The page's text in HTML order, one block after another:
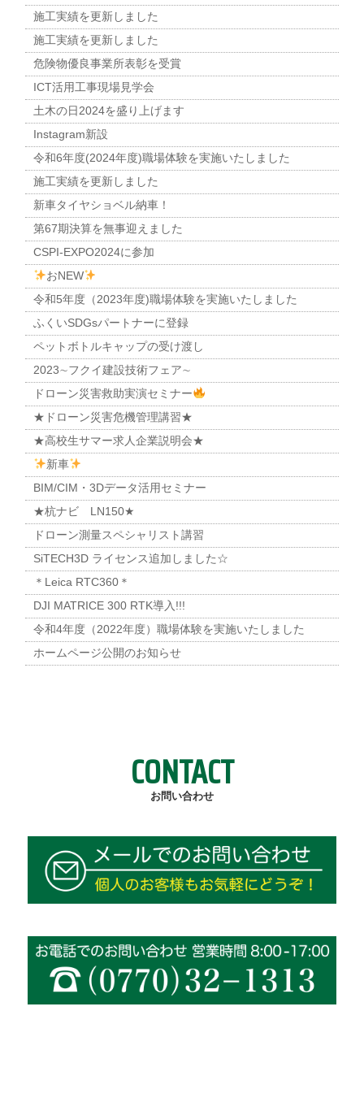
施工実績を更新しました
施工実績を更新しました
危険物優良事業所表彰を受賞
ICT活用工事現場見学会
土木の日2024を盛り上げます
Instagram新設
令和6年度(2024年度)職場体験を実施いたしました
施工実績を更新しました
新車タイヤショベル納車！
第67期決算を無事迎えました
CSPI-EXPO2024に参加
おNEW
令和5年度（2023年度)職場体験を実施いたしました
ふくいSDGsパートナーに登録
ペットボトルキャップの受け渡し
2023∼フクイ建設技術フェア∼
ドローン災害救助実演セミナー
★ドローン災害危機管理講習★
★高校生サマー求人企業説明会★
新車
BIM/CIM・3Dデータ活用セミナー
★杭ナビ LN150★
ドローン測量スペシャリスト講習
SiTECH3D ライセンス追加しました☆
＊Leica RTC360＊
DJI MATRICE 300 RTK導入!!!
令和4年度（2022年度）職場体験を実施いたしました
ホームページ公開のお知らせ
CONTACT
お問い合わせ